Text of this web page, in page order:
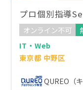
プロ個別指導
オンライン不可
IT・Web
東京都 中野区
QUREO（